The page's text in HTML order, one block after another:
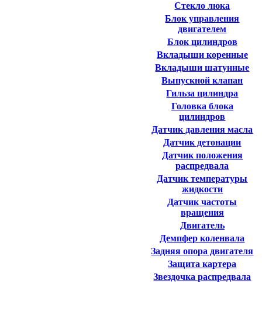
Cтекло люка
Блок управления
двигателем
Блок цилиндров
Вкладыши коренные
Вкладыши шатунные
Выпускной клапан
Гильза цилиндра
Головка блока
цилиндров
Датчик давления масла
Датчик детонации
Датчик положения
распредвала
Датчик температуры
жидкости
Датчик частоты
вращения
Двигатель
Демпфер коленвала
Задняя опора двигателя
Защита картера
Звездочка распредвала